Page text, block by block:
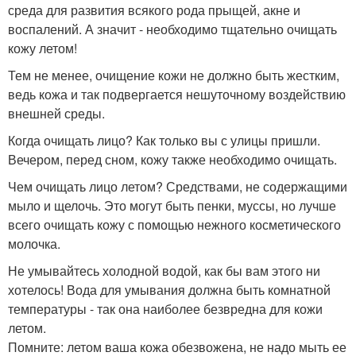
среда для развития всякого рода прыщей, акне и
воспалений. А значит - необходимо тщательно очищать
кожу летом!
Тем не менее, очищение кожи не должно быть жестким,
ведь кожа и так подвергается нешуточному воздействию
внешней среды.
Когда очищать лицо? Как только вы с улицы пришли.
Вечером, перед сном, кожу также необходимо очищать.
Чем очищать лицо летом? Средствами, не содержащими
мыло и щелочь. Это могут быть пенки, муссы, но лучше
всего очищать кожу с помощью нежного косметического
молочка.
Не умывайтесь холодной водой, как бы вам этого ни
хотелось! Вода для умывания должна быть комнатной
температуры - так она наиболее безвредна для кожи
летом.
Помните: летом ваша кожа обезвожена, не надо мыть ее